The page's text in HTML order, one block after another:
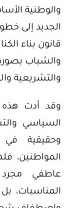
والوطنية
الجديد إلى
قانون بناء
والشباب
والتشريعية
وقد أدت هذه
السياسي
وحقيقية في
المواطنين،
عاطفي مجرد
المناسبات،